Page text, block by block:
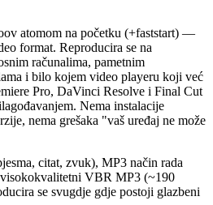
atomom na početku (+faststart) —
format. Reproducira se na
računalima, pametnim
i bilo kojem video playeru koji već
Pro, DaVinci Resolve i Final Cut
Nema instalacije
nema grešaka "vaš uređaj ne može
citat, zvuk), MP3 način rada
VBR MP3 (~190
se svugdje gdje postoji glazbeni